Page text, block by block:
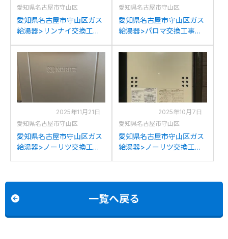
愛知県名古屋市守山区
愛知県名古屋市守山区ガス
給湯器>リンナイ交換工事
V2403SAT(A)からリンナ
イRUFH-A2400SAW2-3(A)
への交換
愛知県名古屋市守山区
愛知県名古屋市守山区ガス
給湯器>パロマ交換工事施
A2000SAWからパロマFH-
2025年11月21日
愛知県名古屋市守山区
愛知県名古屋市守山区ガス
給湯器>ノーリツ交換工事
2025年10月7日
愛知県名古屋市守山区
愛知県名古屋市守山区ガス
給湯器>ノーリツ交換工事
一覧へ戻る